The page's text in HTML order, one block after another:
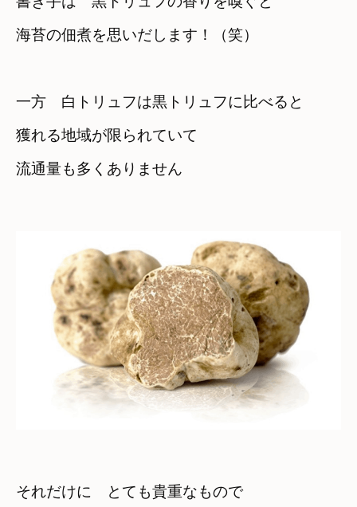
海苔の佃煮を思いだします！（笑）
一方　白トリュフは黒トリュフに比べると
獲れる地域が限られていて
流通量も多くありません
それだけに　とても貴重なもので